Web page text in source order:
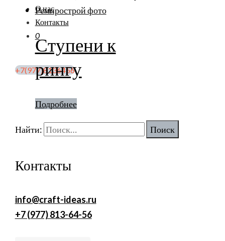
О нас
Контакты
0
+7(977)8136456
Ступени к
рингу
Подробнее
Найти:
Контакты
info@craft-ideas.ru
+7 (977) 813-64-56